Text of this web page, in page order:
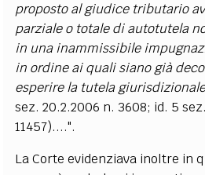
proposto al giudice tributario
parziale o totale di autotutela
in una inammissibile
in ordine ai quali siano già
esperire la tutela
sez. 20.2.2006 n. 3608; id. 5
11457)....".
La Corte evidenziava inoltre in